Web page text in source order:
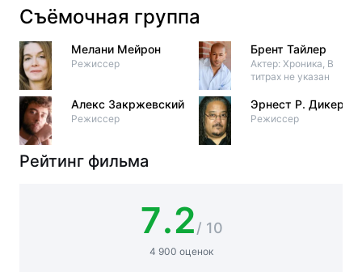
Съёмочная группа
Мелани Мейрон
Режиссер
Алекс Закржевский
Режиссер
Брент Тайлер
Актер: Хроника, В
титрах не указан
Эрнест Р.
Режиссер
Рейтинг фильма
7.2/ 10
4 900 оценок